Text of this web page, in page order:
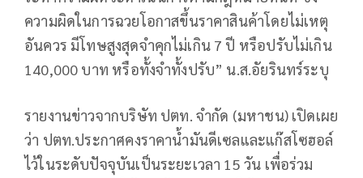
ความผิดในการฉวยโอกาสขึ้นราคาสินค้าโดยไม่เหตุ
อันควร มีโทษสูงสุดจำคุกไม่เกิน 7 ปี หรือปรับไม่เกิน
140,000 บาท หรือทั้งจำทั้งปรับ” น.ส.อัยรินทร์ระบุ
รายงานข่าวจากบริษัท ปตท. จำกัด (มหาชน) เปิดเผย
ว่า ปตท.ประกาศคงราคาน้ำมันดีเซลและแก๊สโซฮอล์
ไว้ในระดับปัจจุบันเป็นระยะเวลา 15 วัน เพื่อร่วม